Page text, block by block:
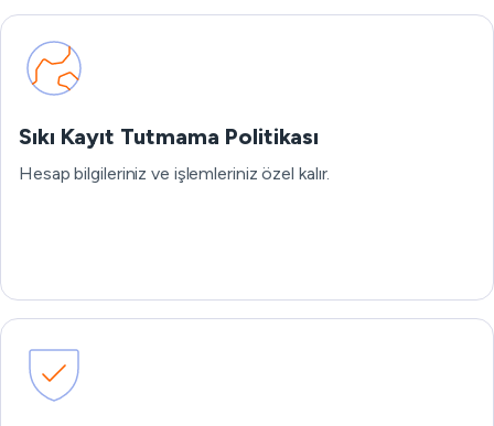
Sıkı Kayıt Tutmama Politikası
Hesap bilgileriniz ve işlemleriniz özel kalır.